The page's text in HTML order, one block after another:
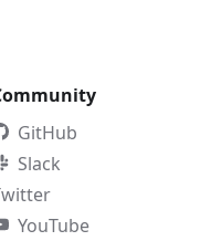
GitHub
Slack
YouTube